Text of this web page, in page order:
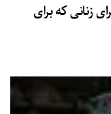
برای زنانی که برای